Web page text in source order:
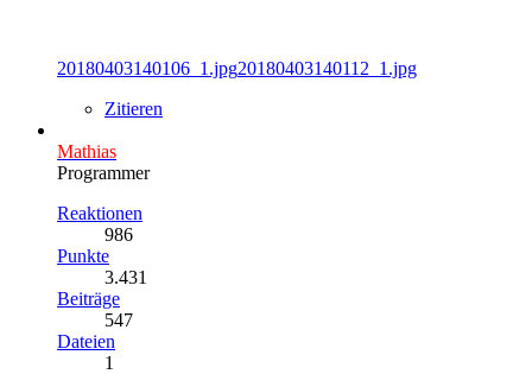
20180403140106_1.jpg20180403140112_1.jpg
Zitieren
Mathias
Programmer
Reaktionen
986
Punkte
3.431
Beiträge
547
Dateien
1